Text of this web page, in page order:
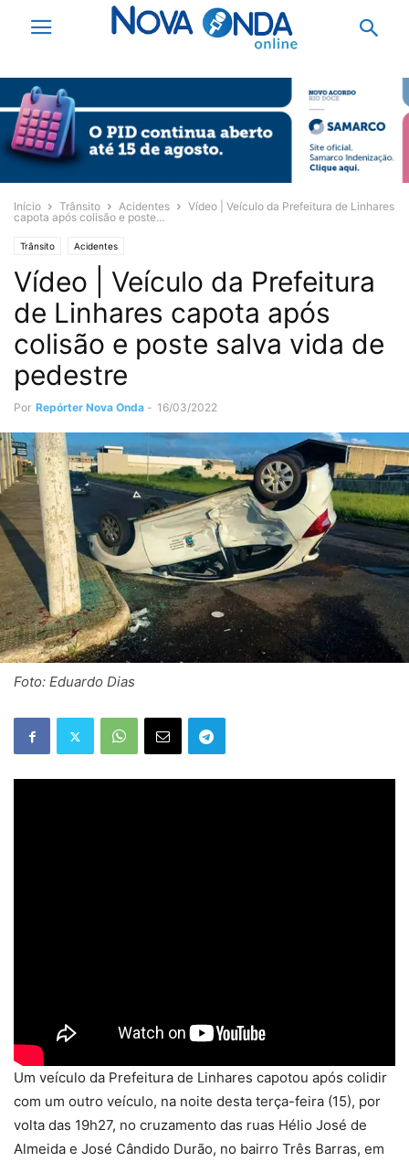
Início Trânsito Acidentes
Vídeo | Veículo da Prefeitura de Linhares
capota após colisão e poste...
Trânsito Acidentes
Vídeo | Veículo da Prefeitura
de Linhares capota após
colisão e poste salva vida de
pedestre
Por Repórter Nova Onda - 16/03/2022
Foto: Eduardo Dias
Um veículo da Prefeitura de Linhares capotou após colidir
com um outro veículo, na noite desta terça-feira (15), por
volta das 19h27, no cruzamento das ruas Hélio José de
Almeida e José Cândido Durão, no bairro Três Barras, em